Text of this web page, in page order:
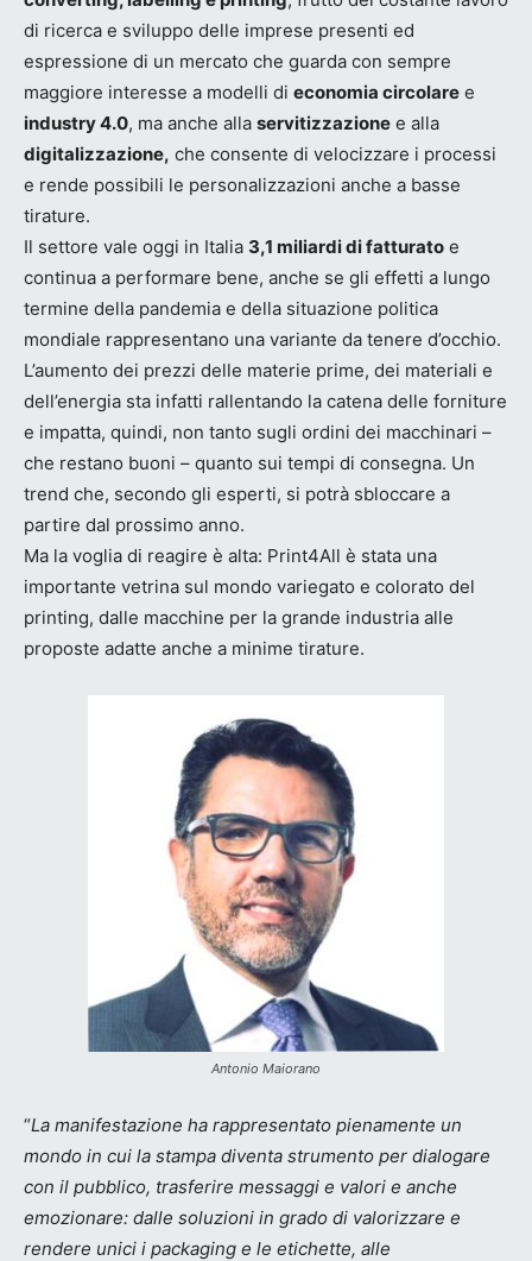
di ricerca e sviluppo delle imprese presenti ed
espressione di un mercato che guarda con sempre
maggiore interesse a modelli di economia circolare e
industry 4.0, ma anche alla servitizzazione e alla
digitalizzazione, che consente di velocizzare i processi
e rende possibili le personalizzazioni anche a basse
tirature.
Il settore vale oggi in Italia 3,1 miliardi di fatturato e
continua a performare bene, anche se gli effetti a lungo
termine della pandemia e della situazione politica
mondiale rappresentano una variante da tenere d’occhio.
L’aumento dei prezzi delle materie prime, dei materiali e
dell’energia sta infatti rallentando la catena delle forniture
e impatta, quindi, non tanto sugli ordini dei macchinari –
che restano buoni – quanto sui tempi di consegna. Un
trend che, secondo gli esperti, si potrà sbloccare a
partire dal prossimo anno.
Ma la voglia di reagire è alta: Print4All è stata una
importante vetrina sul mondo variegato e colorato del
printing, dalle macchine per la grande industria alle
proposte adatte anche a minime tirature.
Antonio Maiorano
“La manifestazione ha rappresentato pienamente un
mondo in cui la stampa diventa strumento per dialogare
con il pubblico, trasferire messaggi e valori e anche
emozionare: dalle soluzioni in grado di valorizzare e
rendere unici i packaging e le etichette, alle